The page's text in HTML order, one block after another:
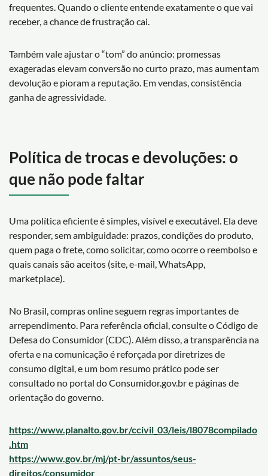
frequentes. Quando o cliente entende exatamente o que vai
receber, a chance de frustração cai.
Também vale ajustar o “tom” do anúncio: promessas
exageradas elevam conversão no curto prazo, mas aumentam
devolução e pioram a reputação. Em vendas, consistência
ganha de agressividade.
Política de trocas e devoluções: o
que não pode faltar
Uma política eficiente é simples, visível e executável. Ela deve
responder, sem ambiguidade: prazos, condições do produto,
quem paga o frete, como solicitar, como ocorre o reembolso e
quais canais são aceitos (site, e-mail, WhatsApp,
marketplace).
No Brasil, compras online seguem regras importantes de
arrependimento. Para referência oficial, consulte o Código de
Defesa do Consumidor (CDC). Além disso, a transparência na
oferta e na comunicação é reforçada por diretrizes de
consumo digital, e um bom resumo prático pode ser
consultado no portal do Consumidor.gov.br e páginas de
orientação do governo.
https://www.planalto.gov.br/ccivil_03/leis/l8078compilado
.htm
https://www.gov.br/mj/pt-br/assuntos/seus-
direitos/consumidor